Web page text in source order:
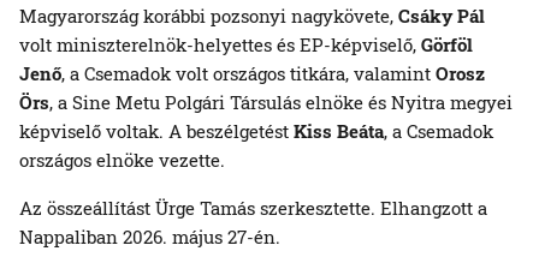
Magyarország korábbi pozsonyi nagykövete, Csáky Pál
volt miniszterelnök-helyettes és EP-képviselő, Görföl
Jenő, a Csemadok volt országos titkára, valamint Orosz
Örs, a Sine Metu Polgári Társulás elnöke és Nyitra megyei
képviselő voltak. A beszélgetést Kiss Beáta, a Csemadok
országos elnöke vezette.
Az összeállítást Ürge Tamás szerkesztette. Elhangzott a
Nappaliban 2026. május 27-én.